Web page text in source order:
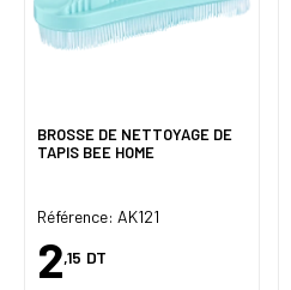
BROSSE DE NETTOYAGE DE
TAPIS BEE HOME
Référence: AK121
2,15 DT